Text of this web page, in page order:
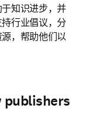
知识进步，并
行业倡议，分
，帮助他们以